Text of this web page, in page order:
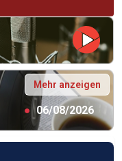
Mehr anzeigen
● 06/08/2026